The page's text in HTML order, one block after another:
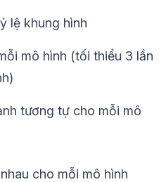
lệ khung hình
mô hình (tối thiểu 3 lần
tương tự cho mỗi mô
cho mỗi mô hình